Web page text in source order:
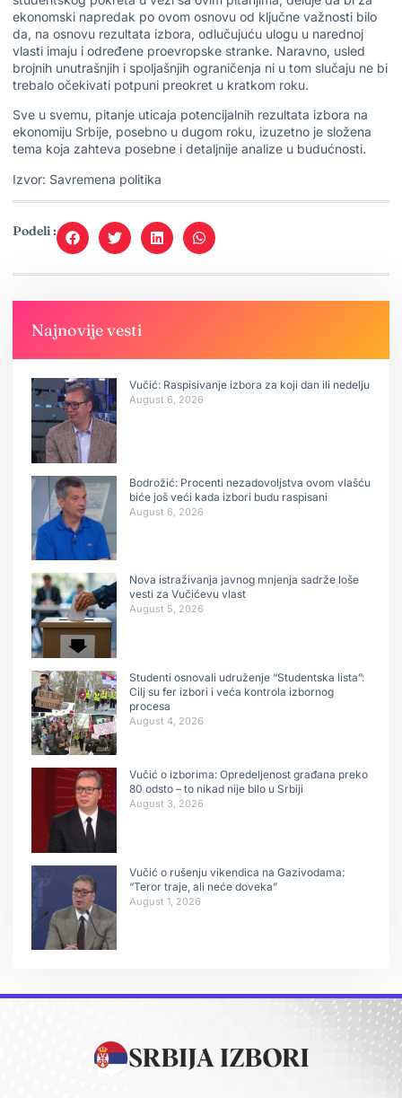
ekonomski napredak po ovom osnovu od ključne važnosti bilo
da, na osnovu rezultata izbora, odlučujuću ulogu u narednoj
vlasti imaju i određene proevropske stranke. Naravno, usled
brojnih unutrašnjih i spoljašnjih ograničenja ni u tom slučaju ne bi
trebalo očekivati potpuni preokret u kratkom roku.
Sve u svemu, pitanje uticaja potencijalnih rezultata izbora na
ekonomiju Srbije, posebno u dugom roku, izuzetno je složena
tema koja zahteva posebne i detaljnije analize u budućnosti.
Izvor: Savremena politika
Podeli :
Najnovije vesti
Vučić: Raspisivanje izbora za koji dan ili nedelju
August 6, 2026
Bodrožić: Procenti nezadovoljstva ovom vlašću
biće još veći kada izbori budu raspisani
August 6, 2026
Nova istraživanja javnog mnjenja sadrže loše
vesti za Vučićevu vlast
August 5, 2026
Studenti osnovali udruženje “Studentska lista”:
Cilj su fer izbori i veća kontrola izbornog
procesa
August 4, 2026
Vučić o izborima: Opredeljenost građana preko
80 odsto – to nikad nije bilo u Srbiji
August 3, 2026
Vučić o rušenju vikendica na Gazivodama:
“Teror traje, ali neće doveka”
August 1, 2026